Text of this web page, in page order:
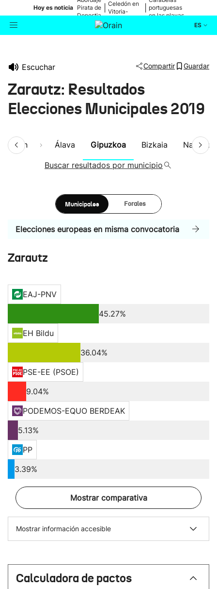
Hoy es noticia Pirata de
Donostia
Celedón en
Vitoria-
portuguesas
en las playas
ES
Cultura
Escuchar Compartir Guardar
Zarautz: Resultados
Elecciones Municipales 2019
Álava Gipuzkoa Bizkaia Navarra
Buscar resultados por municipio
Municipales Forales
Elecciones europeas en misma convocatoria
Zarautz
EAJ-PNV
45.27%
EH Bildu
36.04%
PSE-EE (PSOE)
9.04%
PODEMOS-EQUO BERDEAK
5.13%
PP
3.39%
Mostrar comparativa
Mostrar información accesible
Calculadora de pactos